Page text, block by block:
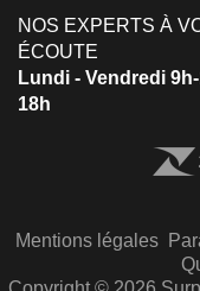
NOS EXPERTS À
ÉCOUTE
Lundi - Vendredi
18h
Mentions légales